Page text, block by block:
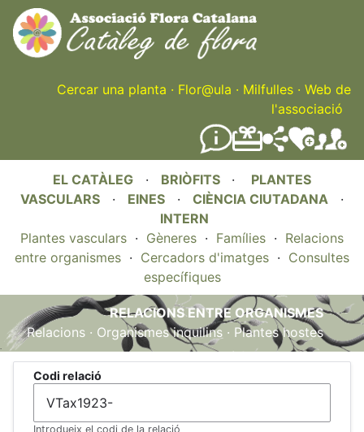
Skip
to
main
content
Cercar una planta · Flor@ula · Milfulles · Web de
l'associació
EL CATÀLEG · BRIÒFITS · PLANTES
VASCULARS · EINES · CIÈNCIA CIUTADANA ·
INTERN
Plantes vasculars · Gèneres · Famílies · Relacions
entre organismes · Cercadors d'imatges · Consultes
específiques
RELACIONS ENTRE ORGANISMES
Relacions · Organismes inquilins · Plantes hostes
Codi relació
Introdueix el codi de la relació